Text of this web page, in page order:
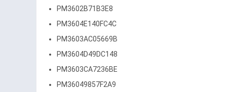
PM3602B71B3E8
PM3604E140FC4C
PM3603AC05669B
PM3604D49DC148
PM3603CA7236BE
PM36049857F2A9